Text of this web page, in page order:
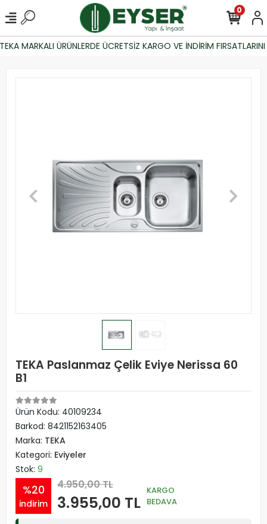
MARKALI ÜRÜNLERDE ÜCRETSİZ KARGO VE İNDİRİM
0
TEKA Paslanmaz Çelik Eviye Nerissa 60
B1
Ürün Kodu: 40109234
Barkod: 8421152163405
Marka: TEKA
Kategori: Eviyeler
Stok: 9
%20
indirim
4.950,00 TL
3.955,00 TL
KARGO
BEDAVA